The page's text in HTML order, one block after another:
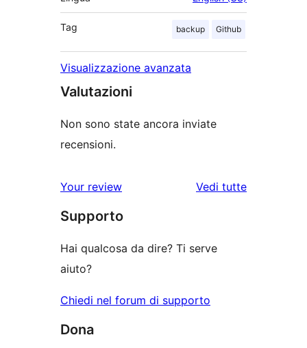
Tag backup Github
Visualizzazione avanzata
Valutazioni
Non sono state ancora inviate
recensioni.
Your review
Vedi tutte
Supporto
Hai qualcosa da dire? Ti serve
aiuto?
Chiedi nel forum di supporto
Dona